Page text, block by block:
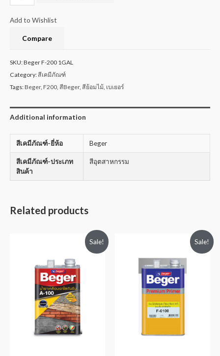
Add to Wishlist
Compare
SKU:Beger F-200 1GAL
Category: สีเคมีภัณฑ์
Tags:Beger, F200 สีBeger, สีย้อมไม้ เบเยอร์
Additional information
สีเคมีภัณฑ์-ยี่ห้อ Beger
สีเคมีภัณฑ์-ประเภท
สินค้า
สีอุตสาหกรรม
Related products
Sale! Sale!